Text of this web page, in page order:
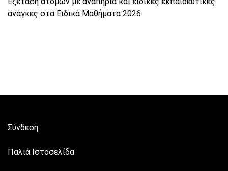
ανάγκες στα Ειδικά Μαθήματα 2026.
Σύνδεση
Παλιά Ιστοσελίδα